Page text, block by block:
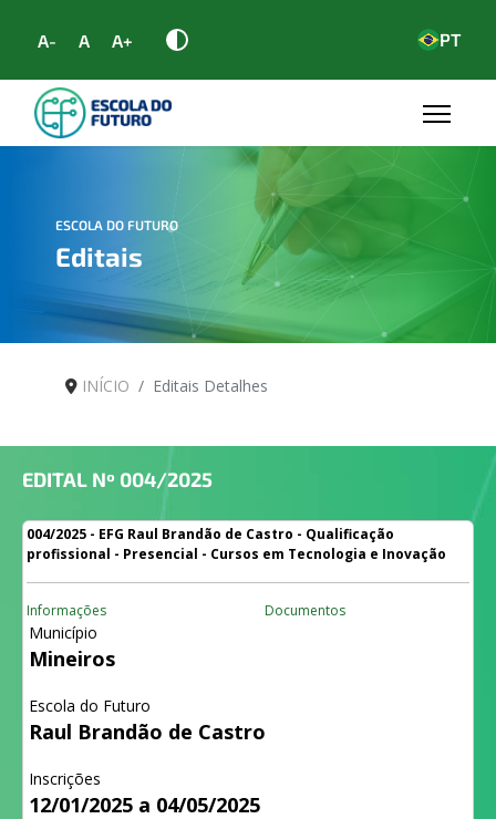
A- A A+ PT
ESCOLA DO FUTURO
Editais
INÍCIO Editais Detalhes
EDITAL Nº 004/2025
004/2025 - EFG Raul Brandão de Castro - Qualificação
profissional - Presencial - Cursos em Tecnologia e Inovação
Informações Documentos
Município
Mineiros
Escola do Futuro
Raul Brandão de Castro
Inscrições
12/01/2025 a 04/05/2025